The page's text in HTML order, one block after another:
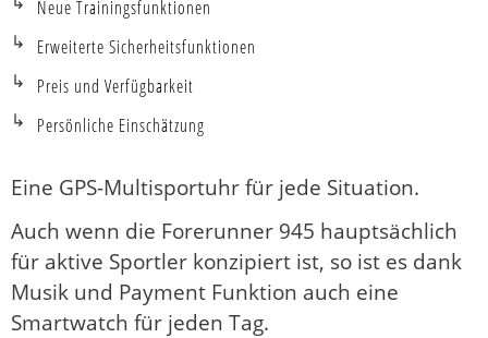
Eine GPS-Multisportuhr für jede Situation.
Auch wenn die Forerunner 945 hauptsächlich
für aktive Sportler konzipiert ist, so ist es dank
Musik und Payment Funktion auch eine
Smartwatch für jeden Tag.
Neue Trainingsfunktionen
Erweiterte Sicherheitsfunktionen
Preis und Verfügbarkeit
Persönliche Einschätzung